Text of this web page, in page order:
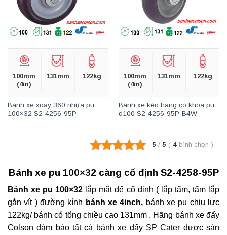
100mm
(4in)
131mm 122kg
Bánh xe xoay 360 nhựa pu
100×32 S2-4256-95P
100mm
(4in)
131mm 122kg
Bánh xe kéo hàng có khóa pu
d100 S2-4256-95P-B4W
5 / 5 ( 4 bình chọn )
Bánh xe pu 100×32 càng cố định S2-4258-95P
Bánh xe pu 100×32 lắp mặt đế cố định ( lắp tấm, tấm lắp
gắn vít ) đường kính bánh xe 4inch, bánh xe pu chịu lực
122kg/ bánh có tổng chiều cao 131mm . Hãng bánh xe đẩy
Colson đảm bảo tất cả bánh xe đẩy SP Cater được sản